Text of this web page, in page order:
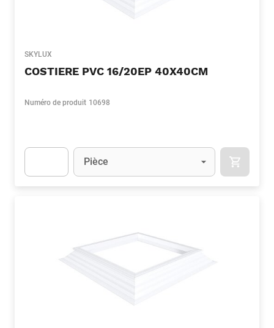
SKYLUX
COSTIERE PVC 16/20EP 40X40CM
Numéro de produit 10698
Unité
Pièce